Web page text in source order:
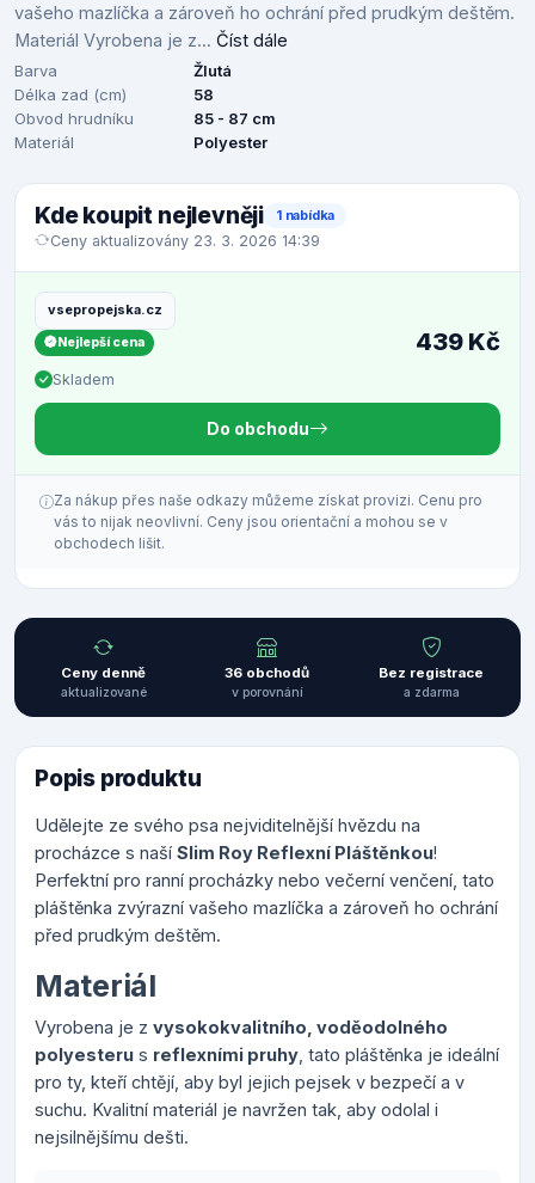
vašeho mazlíčka a zároveň ho ochrání před prudkým deštěm.
Materiál Vyrobena je z... Číst dále
Barva
Žlutá
Délka zad (cm)
58
Obvod hrudníku
85 - 87 cm
Materiál
Polyester
Kde koupit nejlevněji 1 nabídka
Ceny aktualizovány 23. 3. 2026 14:39
vsepropejska.cz
Nejlepší cena
Skladem
439 Kč
Do obchodu
Za nákup přes naše odkazy můžeme získat provizi. Cenu pro
vás to nijak neovlivní. Ceny jsou orientační a mohou se v
obchodech lišit.
Ceny denně
aktualizované
36 obchodů
v porovnání
Bez registrace
a zdarma
Popis produktu
Udělejte ze svého psa nejviditelnější hvězdu na
procházce s naší Slim Roy Reflexní Pláštěnkou!
Perfektní pro ranní procházky nebo večerní venčení, tato
pláštěnka zvýrazní vašeho mazlíčka a zároveň ho ochrání
před prudkým deštěm.
Materiál
Vyrobena je z vysokokvalitního, voděodolného
polyesteru s reflexními pruhy , tato pláštěnka je ideální
pro ty, kteří chtějí, aby byl jejich pejsek v bezpečí a v
suchu. Kvalitní materiál je navržen tak, aby odolal i
nejsilnějšímu dešti.